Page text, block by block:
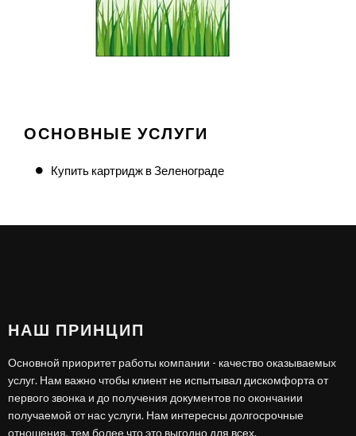
ОСНОВНЫЕ УСЛУГИ
Купить картридж в Зеленограде
НАШ ПРИНЦИП
Основной приоритет работы компании - качество оказываемых
услуг. Нам важно чтобы клиент не испытывал дискомфорта от
первого звонка и до получения документов по окончании
получаемой от нас услуги. Нам интересны долгосрочные
отношения, тем более что это выгодно для всех.